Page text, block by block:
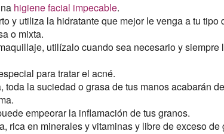
higiene facial impecable.
y utiliza la hidratante que mejor le venga a tu tipo
o mixta.
utilízalo cuando sea necesario y
para tratar el acné.
toda la suciedad o grasa de tus manos acabarán
empeorar la inflamación de tus granos.
rica en minerales y vitaminas y libre de exceso de